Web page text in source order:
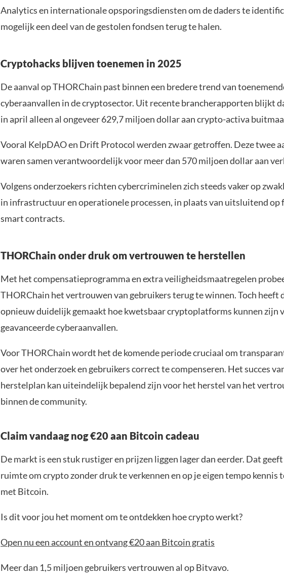
Analytics en internationale opsporingsdiensten om de daders te
mogelijk een deel van de gestolen fondsen terug te halen.
Cryptohacks blijven toenemen in 2025
De aanval op THORChain past binnen een bredere trend van
cyberaanvallen in de cryptosector. Uit recente brancherapporten blijkt
in april alleen al ongeveer 629,7 miljoen dollar aan crypto-activa
Vooral KelpDAO en Drift Protocol werden zwaar getroffen. Deze twee
waren samen verantwoordelijk voor meer dan 570 miljoen dollar aan
Volgens onderzoekers richten cybercriminelen zich steeds vaker op
in infrastructuur en operationele processen, in plaats van uitsluitend op
smart contracts.
THORChain onder druk om vertrouwen te herstellen
Met het compensatieprogramma en extra veiligheidsmaatregelen
THORChain het vertrouwen van gebruikers terug te winnen. Toch heeft
opnieuw duidelijk gemaakt hoe kwetsbaar cryptoplatforms kunnen zijn
geavanceerde cyberaanvallen.
Voor THORChain wordt het de komende periode cruciaal om
over het onderzoek en gebruikers correct te compenseren. Het succes
herstelplan kan uiteindelijk bepalend zijn voor het herstel van het
binnen de community.
Claim vandaag nog €20 aan Bitcoin cadeau
De markt is een stuk rustiger en prijzen liggen lager dan eerder. Dat
ruimte om crypto zonder druk te verkennen en op je eigen tempo kennis
met Bitcoin.
Is dit voor jou het moment om te ontdekken hoe crypto werkt?
Open nu een account en ontvang €20 aan Bitcoin gratis
Meer dan 1,5 miljoen gebruikers vertrouwen al op Bitvavo.